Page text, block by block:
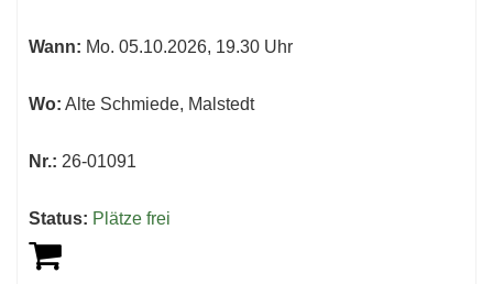
Wann: Mo. 05.10.2026, 19.30 Uhr
Wo: Alte Schmiede, Malstedt
Nr.: 26-01091
Status: Plätze frei